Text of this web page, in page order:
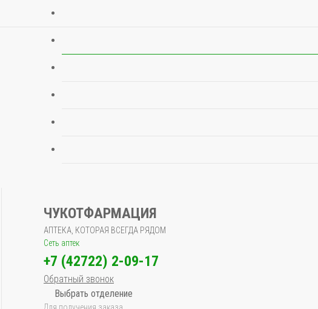
ЧУКОТФАРМАЦИЯ
АПТЕКА, КОТОРАЯ ВСЕГДА РЯДОМ
Сеть аптек
+7 (42722) 2-09-17
Обратный звонок
Выбрать отделение